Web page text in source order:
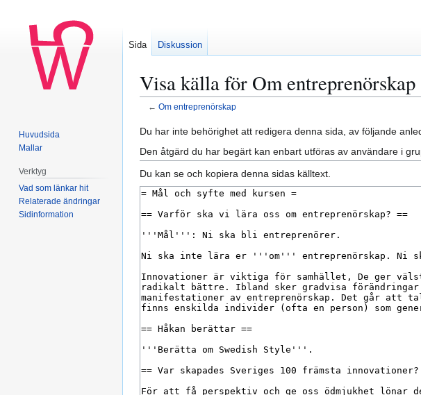
Visa källa för Om entreprenörskap
← Om entreprenörskap
Hoppa
till
navigering
Hoppa
till
sök
Du har inte behörighet att redigera denna sida, av följande
Den åtgärd du har begärt kan enbart utföras av användare i
Du kan se och kopiera denna sidas källtext.
Sida Diskussion
Huvudsida
Mallar
Verktyg
Vad som länkar hit
Relaterade ändringar
Sidinformation